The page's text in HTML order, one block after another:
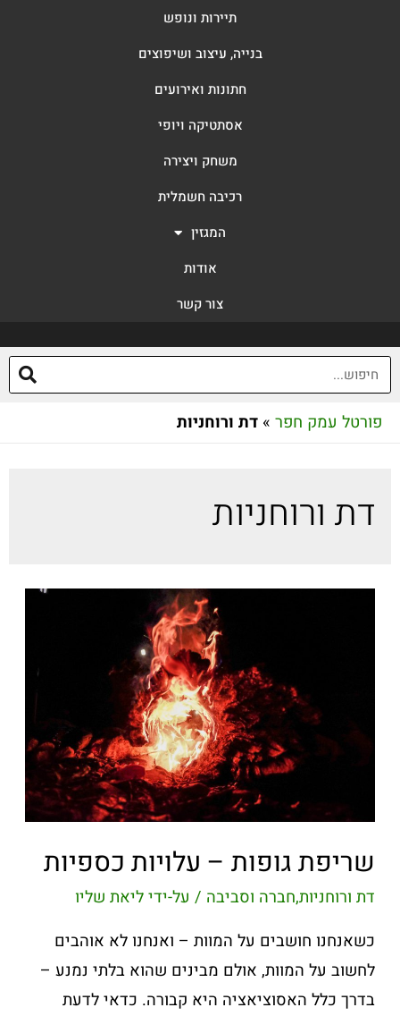
תיירות ונופש
בנייה, עיצוב ושיפוצים
חתונות ואירועים
אסתטיקה ויופי
משחק ויצירה
רכיבה חשמלית
המגזין
אודות
צור קשר
פורטל עמק חפר » דת ורוחניות
דת ורוחניות
שריפת גופות – עלויות כספיות
דת ורוחניות,חברה וסביבה / על-ידיליאת שליו
כשאנחנו חושבים על המוות – ואנחנו לא אוהבים
לחשוב על המוות, אולם מבינים שהוא בלתי נמנע –
בדרך כלל האסוציאציה היא קבורה. כדאי לדעת